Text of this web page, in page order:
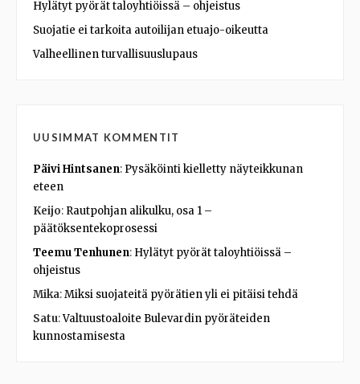
Hylätyt pyörät taloyhtiöissä – ohjeistus
Suojatie ei tarkoita autoilijan etuajo-oikeutta
Valheellinen turvallisuuslupaus
UUSIMMAT KOMMENTIT
Päivi Hintsanen: Pysäköinti kielletty näyteikkunan
eteen
Keijo: Rautpohjan alikulku, osa 1 –
päätöksentekoprosessi
Teemu Tenhunen: Hylätyt pyörät taloyhtiöissä –
ohjeistus
Mika:Miksi suojateitä pyörätien yli ei pitäisi tehdä
Satu:Valtuustoaloite Bulevardin pyöräteiden
kunnostamisesta